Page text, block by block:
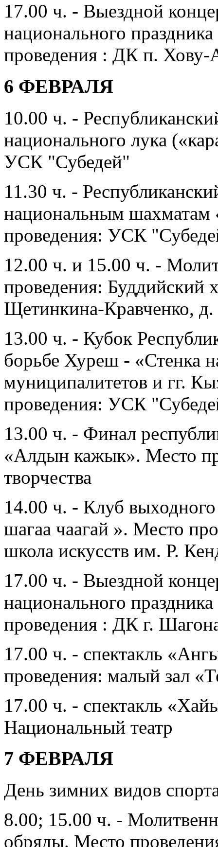
17.00 ч. - Выездной
национального
проведения : ДК п. Хову-
6 ФЕВРАЛЯ
10.00 ч. -
национального лука
УСК "Субедей"
11.30 ч. -
национальным
проведения: УСК
12.00 ч. и 15.00 ч. -
проведения: Буддийский
Щетинкина-Кравченко, д.
13.00 ч. - Кубок
борьбе Хуреш - «Стенка
муниципалитетов и гг.
проведения: УСК
13.00 ч. - Финал
«Алдын кажык». Место
творчества
14.00 ч. - Клуб
шагаа чаагай ». Место
школа искусств им. Р.
17.00 ч. - Выездной
национального
проведения : ДК г.
17.00 ч. - спектакль
проведения: малый зал
17.00 ч. - спектакль
Национальный театр
7 ФЕВРАЛЯ
День зимних видов
8.00; 15.00 ч. -
обряды. Место